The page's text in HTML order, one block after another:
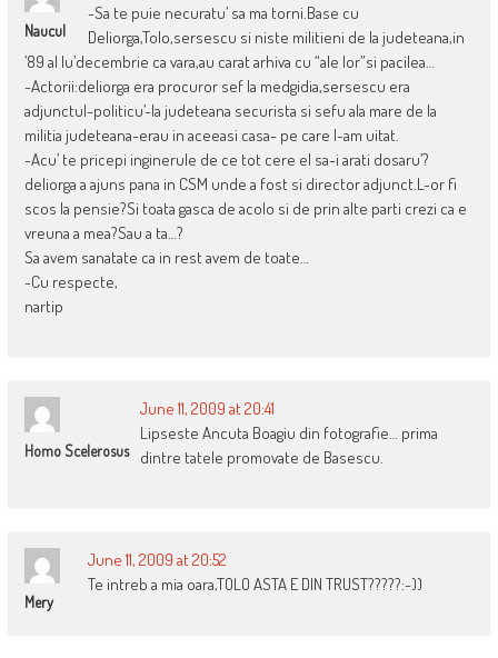
Naucul
-Sa te puie necuratu’ sa ma torni.Base cu
Deliorga,Tolo,sersescu si niste militieni de la judeteana,in
’89 al lu’decembrie ca vara,au carat arhiva cu “ale lor”si pacilea…
-Actorii:deliorga era procuror sef la medgidia,sersescu era
adjunctul-politicu’-la judeteana securista si sefu ala mare de la
militia judeteana-erau in aceeasi casa- pe care l-am uitat.
-Acu’ te pricepi inginerule de ce tot cere el sa-i arati dosaru’?
deliorga a ajuns pana in CSM unde a fost si director adjunct.L-or fi
scos la pensie?Si toata gasca de acolo si de prin alte parti crezi ca e
vreuna a mea?Sau a ta…?
Sa avem sanatate ca in rest avem de toate…
-Cu respecte,
nartip
Homo Scelerosus
June 11, 2009 at 20:41
Lipseste Ancuta Boagiu din fotografie… prima
dintre tatele promovate de Basescu.
Mery
June 11, 2009 at 20:52
Te intreb a mia oara,TOLO ASTA E DIN TRUST?????:-))